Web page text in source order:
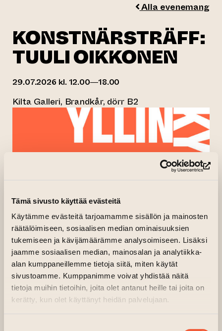
Tämä sivusto käyttää evästeitä
Käytämme evästeitä tarjoamamme sisällön ja mainosten
räätälöimiseen, sosiaalisen median ominaisuuksien
tukemiseen ja kävijämäärämme analysoimiseen. Lisäksi
jaamme sosiaalisen median, mainosalan ja analytiikka-
alan kumppaneillemme tietoja siitä, miten käytät
sivustoamme. Kumppanimme voivat yhdistää näitä
tietoja muihin tietoihin, joita olet antanut heille tai joita on
kerätty, kun olet käyttänyt heidän palvelujaan.
Alla evenemang
KONSTNÄRSTRÄFF:
TUULI OIKKONEN
29.07.2026 kl. 12.00—18.00
Kilta Galleri, Brandkår, dörr B2